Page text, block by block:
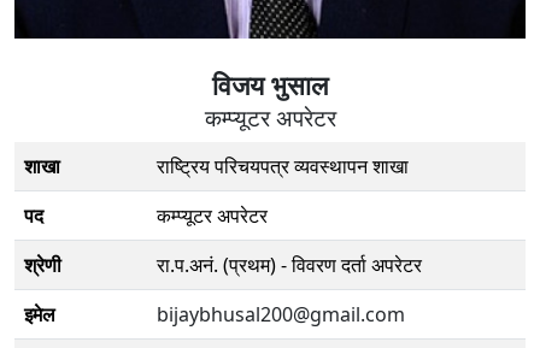
विजय भुसाल
कम्प्यूटर अपरेटर
शाखा
राष्ट्रिय परिचयपत्र व्यवस्थापन शाखा
पद
कम्प्यूटर अपरेटर
श्रेणी
रा‍.प.अनं. (प्रथम) - विवरण दर्ता अपरेटर
इमेल
bijaybhusal200@gmail.com